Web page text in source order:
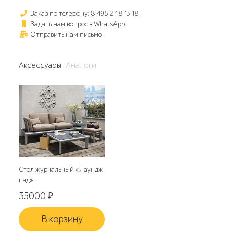
Заказ по телефону: 8 495 248 13 18
Задать нам вопрос в WhatsApp
Отправить нам письмо
Аксессуары Аналоги
Стол журнальный «Лаундж
пад»
35000₽
В корзину